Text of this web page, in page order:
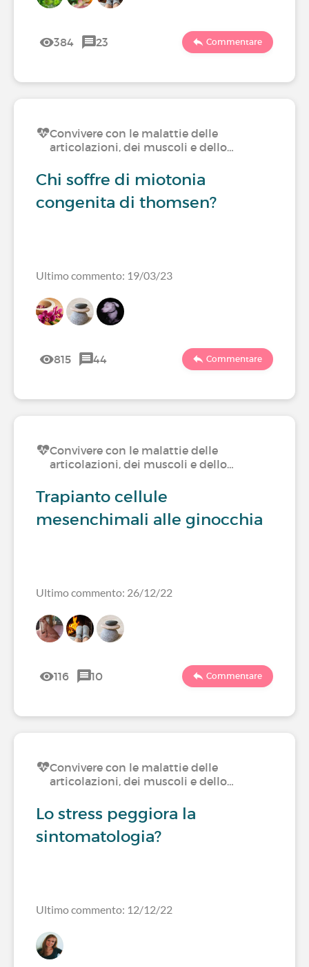
384 23 Commentare
Convivere con le malattie delle
articolazioni, dei muscoli e dello…
Chi soffre di miotonia
congenita di thomsen?
Ultimo commento: 19/03/23
815 44 Commentare
Convivere con le malattie delle
articolazioni, dei muscoli e dello…
Trapianto cellule
mesenchimali alle ginocchia
Ultimo commento: 26/12/22
116 10 Commentare
Convivere con le malattie delle
articolazioni, dei muscoli e dello…
Lo stress peggiora la
sintomatologia?
Ultimo commento: 12/12/22